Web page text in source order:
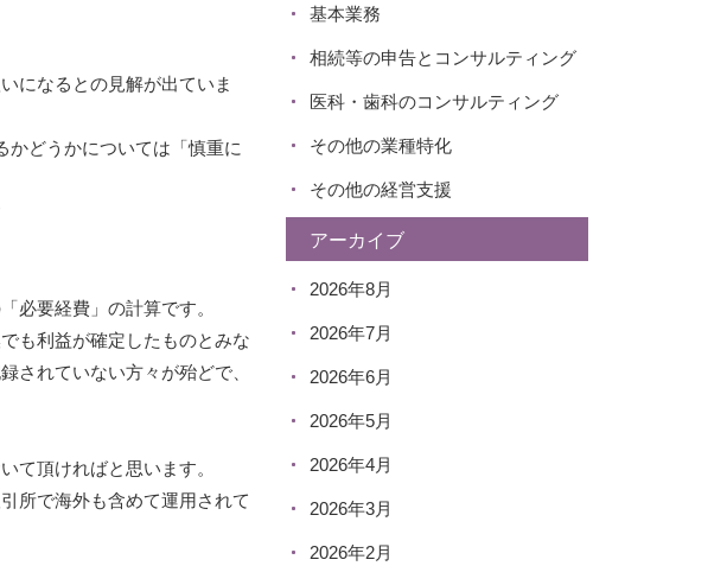
になるとの見解が出ていま
かどうかについては「慎重に
必要経費」の計算です。
も利益が確定したものとみな
されていない方々が殆どで、
て頂ければと思います。
所で海外も含めて運用されて
基本業務
相続等の申告とコンサルティング
医科・歯科のコンサルティング
その他の業種特化
その他の経営支援
アーカイブ
2026年8月
2026年7月
2026年6月
2026年5月
2026年4月
2026年3月
2026年2月